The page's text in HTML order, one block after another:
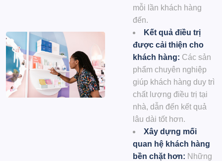
mỗi lần khách hàng
đến.
Kết quả điều trị
được cải thiện cho
khách hàng: Các sản
phẩm chuyên nghiệp
giúp khách hàng duy trì
chất lượng điều trị tại
nhà, dẫn đến kết quả
lâu dài tốt hơn.
Xây dựng mối
quan hệ khách hàng
bền chặt hơn: Những